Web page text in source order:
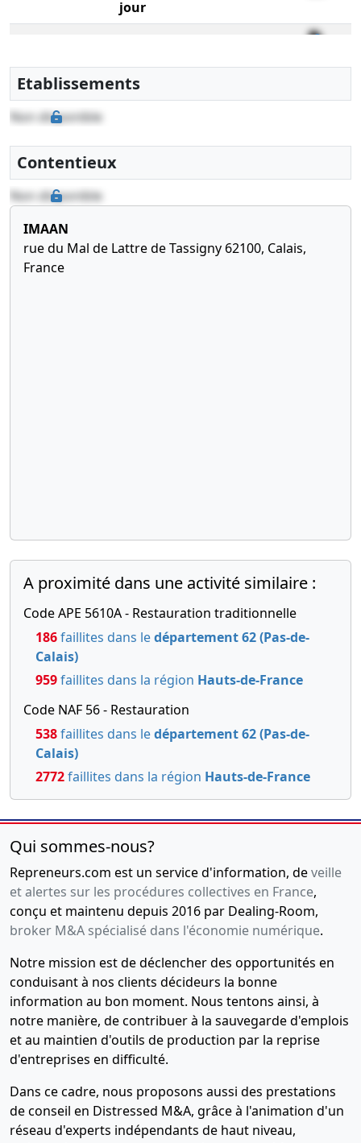
jour
conforme par le
représentant légal
Etablissements
Non disponible
Contentieux
Non disponible
IMAAN
rue du Mal de Lattre de Tassigny 62100, Calais,
France
A proximité dans une activité similaire :
Code APE 5610A - Restauration traditionnelle
186faillites dans ledépartement 62 (Pas-de-
Calais)
959faillites dans la région Hauts-de-France
Code NAF 56 - Restauration
538faillites dans ledépartement 62 (Pas-de-
Calais)
2772faillites dans la région Hauts-de-France
Qui sommes-nous?
Repreneurs.com est un service d'information, deveille
et alertes sur les procédures collectives en France,
conçu et maintenu depuis 2016 par Dealing-Room,
broker M&A spécialisé dans l'économie numérique.
Notre mission est de déclencher des opportunités en
conduisant à nos clients décideurs la bonne
information au bon moment. Nous tentons ainsi, à
notre manière, de contribuer à la sauvegarde d'emplois
et au maintien d'outils de production par la reprise
d'entreprises en difficulté.
Dans ce cadre, nous proposons aussi des prestations
de conseil en Distressed M&A, grâce à l'animation d'un
réseau d'experts indépendants de haut niveau,